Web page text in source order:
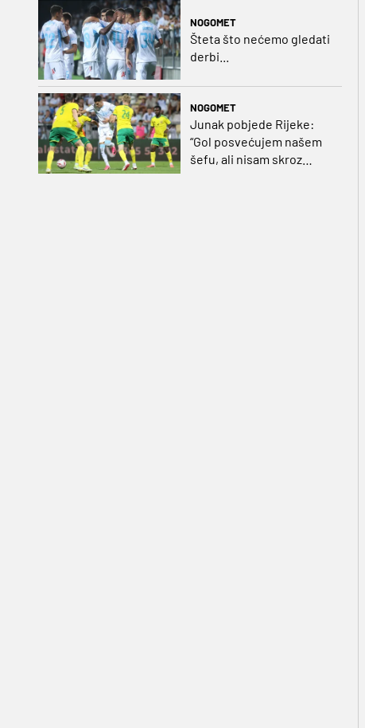
NOGOMET
Šteta što nećemo gledati
derbi...
NOGOMET
Junak pobjede Rijeke:
“Gol posvećujem našem
šefu, ali nisam skroz